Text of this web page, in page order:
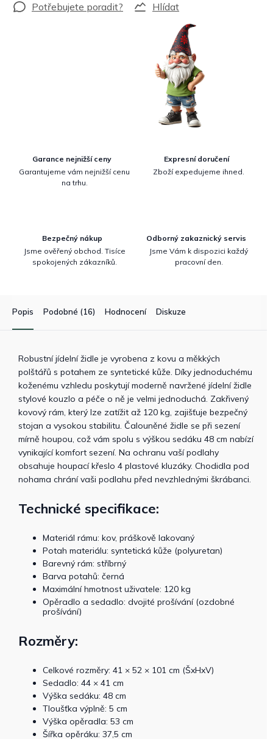
Hlídat
Garance nejnižší ceny
Garantujeme vám nejnižší cenu
na trhu.
Expresní doručení
Zboží expedujeme ihned.
Bezpečný nákup
Jsme ověřený obchod. Tisíce
spokojených zákazníků.
Odborný zakaznický servis
Jsme Vám k dispozici každý
pracovní den.
Popis Podobné (16) Hodnocení Diskuze
Robustní jídelní židle je vyrobena z kovu a měkkých
polštářů s potahem ze syntetické kůže. Díky jednoduchému
koženému vzhledu poskytují moderně navržené jídelní židle
stylové kouzlo a péče o ně je velmi jednoduchá. Zakřivený
kovový rám, který lze zatížit až 120 kg, zajišťuje bezpečný
stojan a vysokou stabilitu. Čalouněné židle se při sezení
mírně houpou, což vám spolu s výškou sedáku 48 cm nabízí
vynikající komfort sezení. Na ochranu vaší podlahy
obsahuje houpací křeslo 4 plastové kluzáky. Chodidla pod
nohama chrání vaši podlahu před nevzhlednými škrábanci.
Technické specifikace:
Materiál rámu: kov, práškově lakovaný
Potah materiálu: syntetická kůže (polyuretan)
Barevný rám: stříbrný
Barva potahů: černá
Maximální hmotnost uživatele: 120 kg
Opěradlo a sedadlo: dvojité prošívání (ozdobné
prošívání)
Rozměry:
Celkové rozměry: 41 × 52 × 101 cm (ŠxHxV)
Sedadlo: 44 × 41 cm
Výška sedáku: 48 cm
Tloušťka výplně: 5 cm
Výška opěradla: 53 cm
Šířka opěráku: 37,5 cm